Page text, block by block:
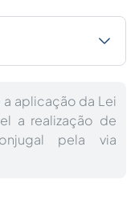
aplicação da Lei
a realização de
pela via